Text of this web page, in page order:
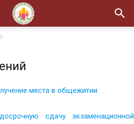
места в общежитии
сдачу экзаменационной